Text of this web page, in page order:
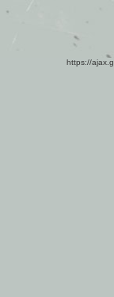
https://